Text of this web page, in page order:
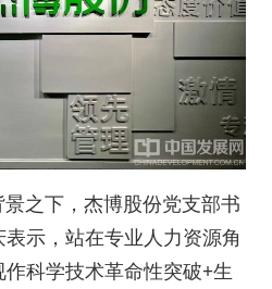
之下，杰博股份党支部书
示，站在专业人力资源角
科学技术革命性突破+生